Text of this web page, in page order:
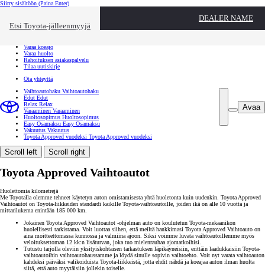
Siirry sisältöön (Paina Enter)
Etsi Toyota-jälleenmyyjä
DEALER NAME
Toyota palvelee Sulje
Varaa koeajo
Varaa huolto
Rahoituksen asiakaspalvelu
Tilaa uutiskirje
Ota yhteyttä
Avaa
Vaihtoautohaku Vaihtoautohaku
Edut Edut
Relax Relax
Varaaminen Varaaminen
Huoltosopimus Huoltosopimus
Easy Osamaksu Easy Osamaksu
Vakuutus Vakuutus
Toyota Approved vuodeksi Toyota Approved vuodeksi
Scroll left Scroll right
Toyota Approved Vaihtoautot
Huolettomia kilometrejä
Me Toyotalla olemme tehneet käytetyn auton omistamisesta yhtä huoletonta kuin uudenkin. Toyota Approved
Vaihtoautot on Toyota-liikkeiden standardi kaikille Toyota-vaihtoautoille, joiden ikä on alle 10 vuotta ja
mittarilukema enintään 185 000 km.
Jokainen Toyota Approved Vaihtoautot -ohjelman auto on koulutetun Toyota-mekaanikon
huolellisesti tarkistama. Voit luottaa siihen, että meiltä hankkimasi Toyota Approved Vaihtoauto on
aina moitteettomassa kunnossa ja valmiina ajoon. Siksi voimme luvata vaihtoautoillemme myös
veloituksettoman 12 kk:n lisäturvan, joka tuo mielenrauhaa ajomatkoihisi.
Tutustu tarjolla oleviin yksityiskohtaisen tarkastuksen läpikäyneisiin, erittäin laadukkaisiin Toyota-
vaihtoautoihin vaihtoautohaussamme ja löydä sinulle sopivin vaihtoehto. Voit nyt varata vaihtoauton
kahdeksi päiväksi valikoiduista Toyota-liikkeistä, jotta ehdit nähdä ja koeajaa auton ilman huolta
siitä, että auto myytäisiin jollekin toiselle.